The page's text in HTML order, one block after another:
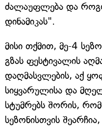
ძალაუფლება და
დინამიკას".
მისი თქმით, მე-4
გზას ფესტივალის
დაღმასვლების, აქ
სიყვარულისა და
სტუმრებს შორის,
სეზონისთვის